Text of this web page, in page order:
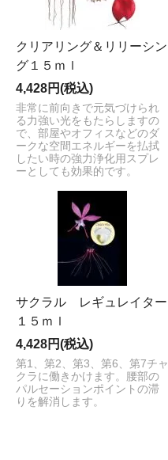
クリアリング＆リリーシン
グ１５ｍｌ
4,428円(税込)
非常に前向きで元気づけられ
る力強い光をもたらしますの
で、部屋やオフィスなどのダ
ークな空間エネルギーを払拭
したい時の強力浄化用スプレ
ーとしても効果的です。
サクラル レギュレイター
１５ｍｌ
4,428円(税込)
第1、第2、第3、第6、第7チャ
クラに働きかけます。腰部の
パルセーションポイントの滞
りを解消します。